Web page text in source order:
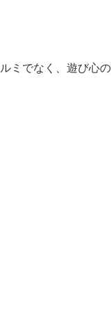
ミでなく、遊び心